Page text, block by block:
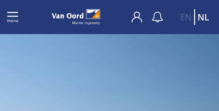
EN NL